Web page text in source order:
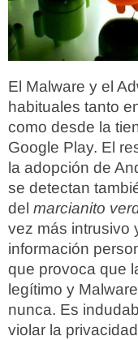
El Malware y el
habituales tanto
como desde la
Google Play. El
la adopción de
se detectan
del marcianito
vez más intrusivo
información
que provoca que
legítimo y
nunca. Es
violar la